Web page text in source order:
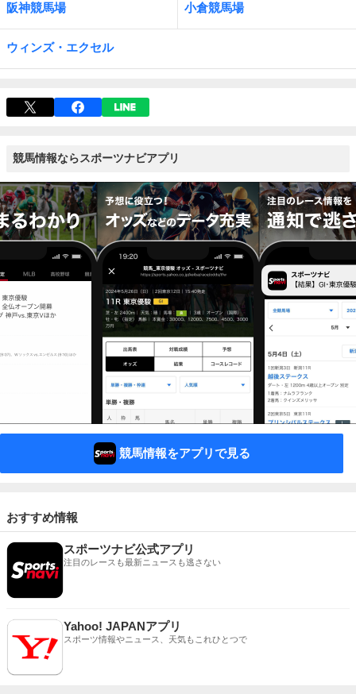
阪神競馬場 小倉競馬場
ウィンズ・エクセル
競馬情報ならスポーツナビアプリ
競馬情報をアプリで見る
おすすめ情報
スポーツナビ公式アプリ
注目のレースも最新ニュースも逃さない
Yahoo! JAPANアプリ
スポーツ情報やニュース、天気もこれひとつで